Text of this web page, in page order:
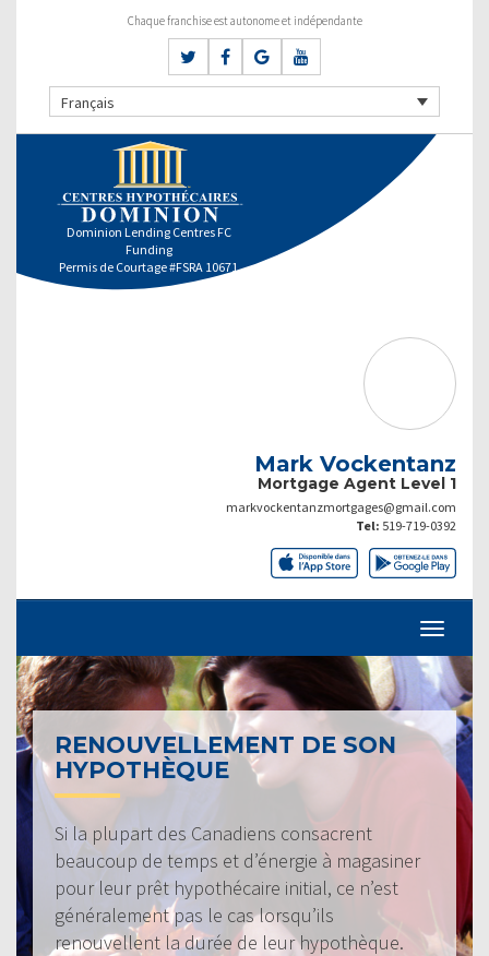
Chaque franchise est autonome et indépendante
Français
Dominion Lending Centres FC
Funding
Permis de Courtage #FSRA 10671
Mark Vockentanz
Mortgage Agent Level 1
markvockentanzmortgages@gmail.com
Tel: 519-719-0392
RENOUVELLEMENT DE SON
HYPOTHÈQUE
Si la plupart des Canadiens consacrent
beaucoup de temps et d’énergie à magasiner
pour leur prêt hypothécaire initial, ce n’est
généralement pas le cas lorsqu’ils
renouvellent la durée de leur hypothèque.